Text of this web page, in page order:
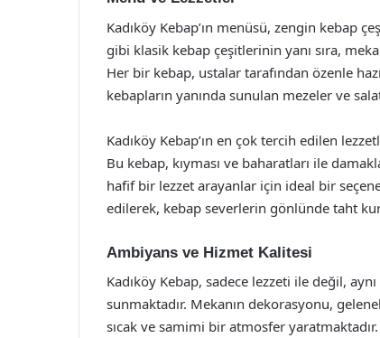
Kadıköy Kebap’ın menüsü, zengin kebap
gibi klasik kebap çeşitlerinin yanı sıra,
Her bir kebap, ustalar tarafından özenle
kebapların yanında sunulan mezeler ve
Kadıköy Kebap’ın en çok tercih edilen
Bu kebap, kıyması ve baharatları ile
hafif bir lezzet arayanlar için ideal bir
edilerek, kebap severlerin gönlünde taht
Ambiyans ve Hizmet Kalitesi
Kadıköy Kebap, sadece lezzeti ile değil,
sunmaktadır. Mekanın dekorasyonu,
sıcak ve samimi bir atmosfer